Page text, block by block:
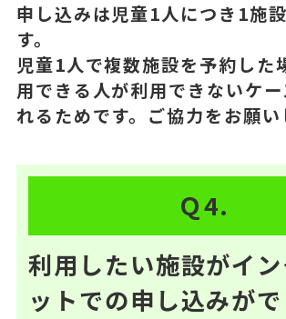
申し込みは児童1人につき1施
す。
児童1人で複数施設を予約した
用できる人が利用できないケ
れるためです。ご協力をお願い
Ｑ4.
利用したい施設がイ
ットでの申し込みが